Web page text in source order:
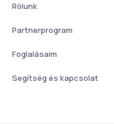
Rólunk
Partnerprogram
Foglalásaim
Segítség és kapcsolat